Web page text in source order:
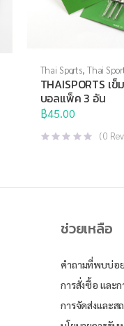
Thai Sports, Thai
Brand,ที่สูบลม,อุปกร
THAISPORTS เข็
บอลแพ็ค 3 อัน
฿45.00
(0
ช่วยเหลือ
คำถามที่พบบ่อย
การสั่งซื้อ และก
การจัดส่งและส